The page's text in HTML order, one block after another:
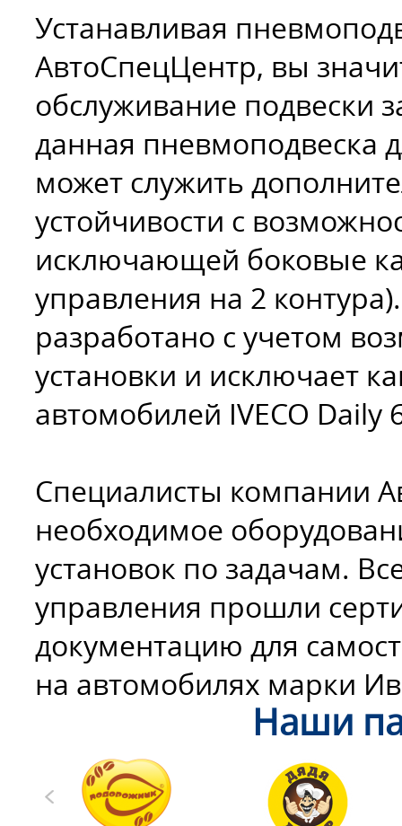
Устанавливая
АвтоСпецЦентр, вы
обслуживание подвески
данная пневмоподвеска
может служить
устойчивости с
исключающей боковые
управления на 2
разработано с учетом
установки и исключает
автомобилей IVECO Daily
Специалисты компании
необходимое
установок по задачам.
управления прошли
документацию для
на автомобилях марки
Наши